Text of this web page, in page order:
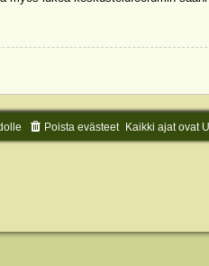
Kaikki ajat ovat
Poista evästeet